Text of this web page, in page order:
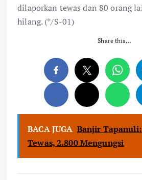
dilaporkan tewas dan 80 orang
hilang. (*/S-01)
Share this…
BACA JUGA Banjir
Tewas, 2.800 Mengungsi